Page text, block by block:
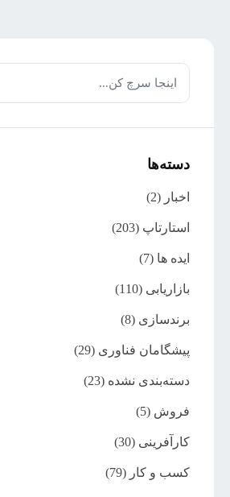
دسته‌ها
اخبار (2)
استارتاپ (203)
ایده ها (7)
بازاریابی (110)
برندسازی (8)
پیشگامان فناوری (29)
دسته‌بندی نشده (23)
فروش (5)
کارآفرینی (30)
کسب و کار (79)